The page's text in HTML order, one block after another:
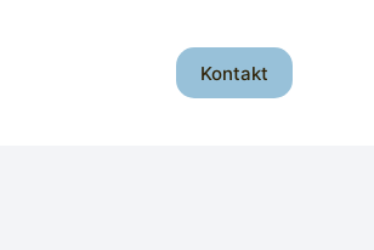
Kontakt